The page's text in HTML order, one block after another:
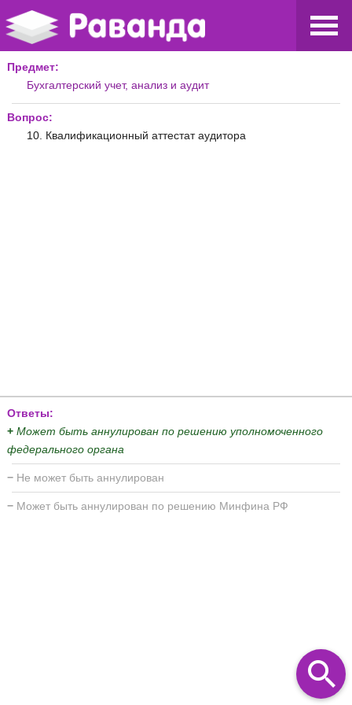
Предмет:
Бухгалтерский учет, анализ и аудит
Вопрос:
10. Квалификационный аттестат аудитора
Ответы:
+ Может быть аннулирован по решению уполномоченного
федерального органа
− Не может быть аннулирован
− Может быть аннулирован по решению Минфина РФ